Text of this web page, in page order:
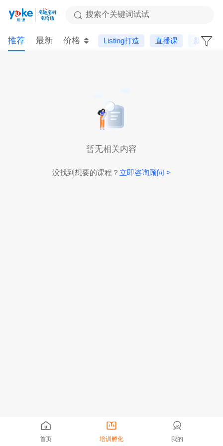
搜索个关键词试试
推荐 最新 价格 Listing打造 直播课 新平台
暂无相关内容
没找到想要的课程？ 立即咨询顾问 >
首页 培训孵化 我的